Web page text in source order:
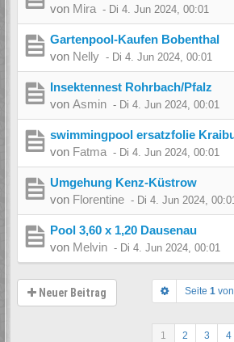
von Mira - Di 4. Jun 2024, 00:01
Gartenpool-Kaufen Bobenthal
von Nelly - Di 4. Jun 2024, 00:01
Insektennest Rohrbach/Pfalz
von Asmin - Di 4. Jun 2024, 00:01
swimmingpool ersatzfolie
von Fatma - Di 4. Jun 2024, 00:01
Umgehung Kenz-Küstrow
von Florentine - Di 4. Jun 2024,
Pool 3,60 x 1,20 Dausenau
von Melvin - Di 4. Jun 2024, 00:01
Neuer Beitrag Seite 1 von
1 2 3 4